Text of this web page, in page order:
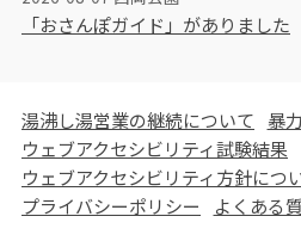
「おさんぽガイド」がありました
湯沸し湯営業の継続について
暴
ウェブアクセシビリティ試験結果
ウェブアクセシビリティ方針につ
プライバシーポリシー
よくある